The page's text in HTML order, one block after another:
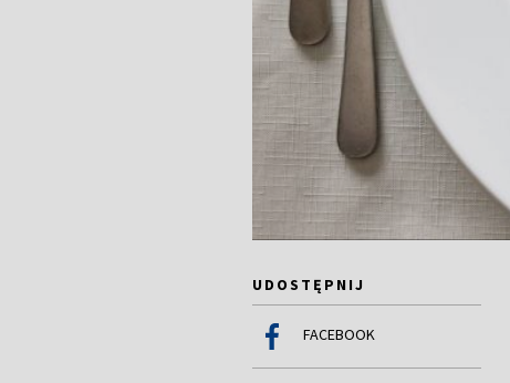
UDOSTĘPNIJ
FACEBOOK